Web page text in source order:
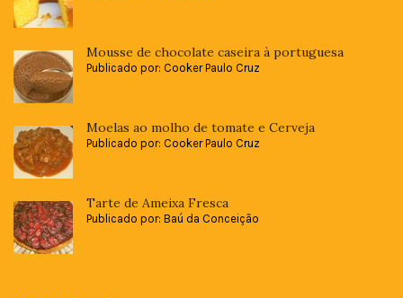
Mousse de chocolate caseira à portuguesa
Publicado por: Cooker Paulo Cruz
Moelas ao molho de tomate e Cerveja
Publicado por: Cooker Paulo Cruz
Tarte de Ameixa Fresca
Publicado por: Baú da Conceição